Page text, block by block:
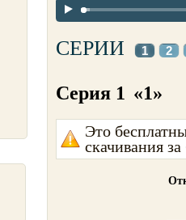
СЕРИИ 1 2
Серия 1 «1»
Это
скачивания